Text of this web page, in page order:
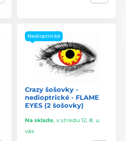
Nedioptrické
Crazy šošovky -
nedioptrické - FLAME
EYES (2 šošovky)
Na sklade, v stredu 12. 8. u
vás